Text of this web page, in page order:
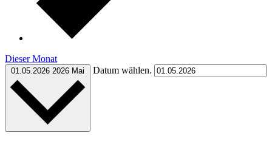
Dieser Monat
01.05.2026 2026 Mai Datum wählen.